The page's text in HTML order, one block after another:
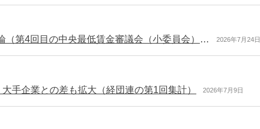
令和8年度地域別最低賃金 引き上げに向けて引き続き議論（第4回目の中央最低賃金審議会（小委員会）を開催） 2026年7月24日
企業との差も拡大（経団連の第1回集計） 2026年7月9日